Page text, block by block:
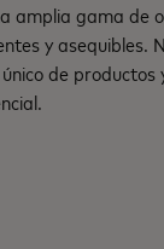
amplia gama de
y asequibles.
de